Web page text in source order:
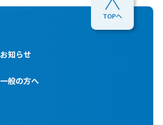
TOPへ
お知らせ
一般の方へ